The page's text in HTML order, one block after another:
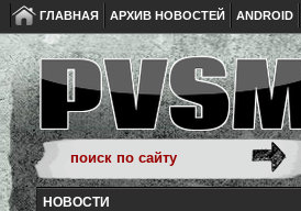
ГЛАВНАЯ АРХИВ НОВОСТЕЙ ANDROID
НОВОСТИ